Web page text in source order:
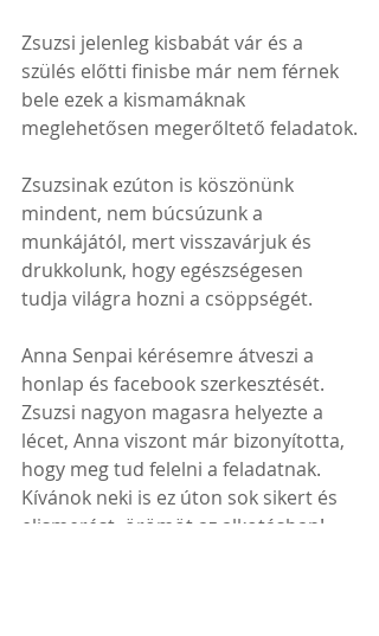
Zsuzsi jelenleg kisbabát vár és a
szülés előtti finisbe már nem férnek
bele ezek a kismamáknak
meglehetősen megerőltető feladatok.
Zsuzsinak ezúton is köszönünk
mindent, nem búcsúzunk a
munkájától, mert visszavárjuk és
drukkolunk, hogy egészségesen
tudja világra hozni a csöppségét.
Anna Senpai kérésemre átveszi a
honlap és facebook szerkesztését.
Zsuzsi nagyon magasra helyezte a
lécet, Anna viszont már bizonyította,
hogy meg tud felelni a feladatnak.
Kívánok neki is ez úton sok sikert és
elismerést, örömöt az alkotásban!